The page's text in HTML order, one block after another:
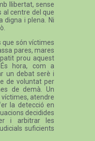
llibertat, sense
al centre del que
digna i plena. Ni
que són víctimes
pares, mares
prou aquest
hora, com a
un debat serè i
de voluntat per
de demà. Un
atendre
la detecció en
decidides
i arbitrar les
suficients